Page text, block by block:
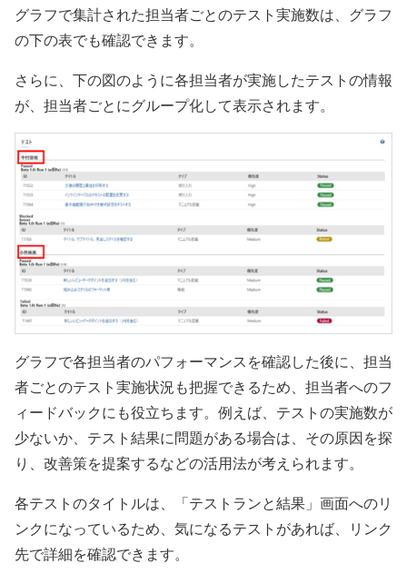
グラフで集計された担当者ごとのテスト実施数は、グラフ
の下の表でも確認できます。
さらに、下の図のように各担当者が実施したテストの情報
が、担当者ごとにグループ化して表示されます。
グラフで各担当者のパフォーマンスを確認した後に、担当
者ごとのテスト実施状況も把握できるため、担当者へのフ
ィードバックにも役立ちます。例えば、テストの実施数が
少ないか、テスト結果に問題がある場合は、その原因を探
り、改善策を提案するなどの活用法が考えられます。
各テストのタイトルは、「テストランと結果」画面へのリ
ンクになっているため、気になるテストがあれば、リンク
先で詳細を確認できます。